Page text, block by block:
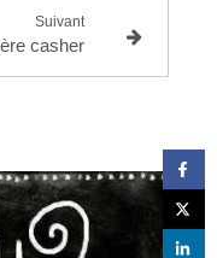
Suivant
casher